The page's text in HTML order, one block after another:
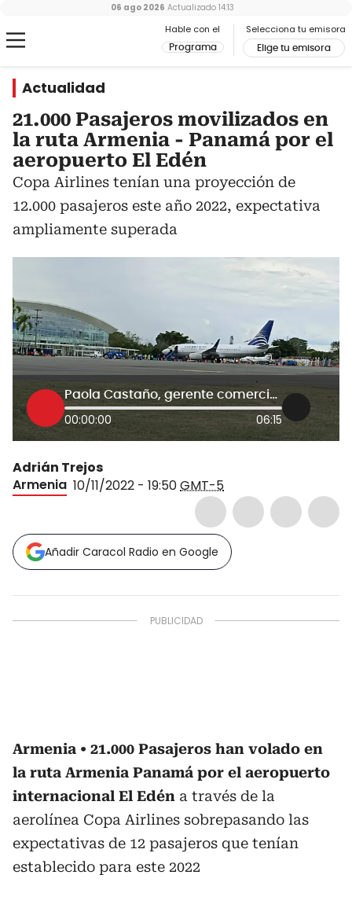
Hable con el
Programa
Selecciona tu emisora
Elige tu emisora
06 ago 2026 Actualizado 14:13
Actualidad
21.000 Pasajeros movilizados en
la ruta Armenia - Panamá por el
aeropuerto El Edén
Copa Airlines tenían una proyección de
12.000 pasajeros este año 2022, expectativa
ampliamente superada
Paola Castaño, gerente comercial Copa Airlines para Colombia
00:00:00 06:15
Adrián Trejos
Armenia 10/11/2022 - 19:50GMT-5
Añadir Caracol Radio en Google
Armenia
21.000 Pasajeros han volado en
la ruta Armenia Panamá por el aeropuerto
internacional El Edén a través de la
aerolínea Copa Airlines sobrepasando las
expectativas de 12 pasajeros que tenían
establecido para este 2022